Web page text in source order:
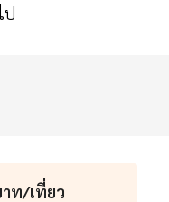
ป
าท/เที่ยว